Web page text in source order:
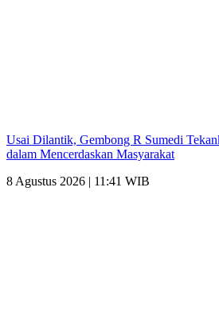
Usai Dilantik, Gembong R Sumedi
dalam Mencerdaskan Masyarakat
8 Agustus 2026 | 11:41 WIB